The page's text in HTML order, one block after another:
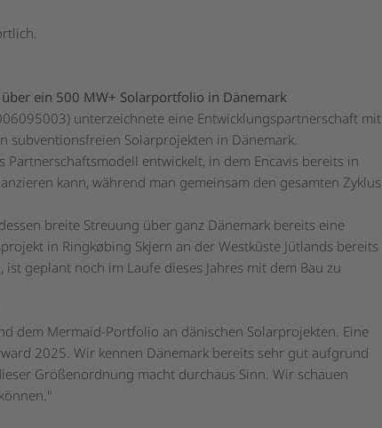
ein 500 MW+ Solarportfolio in Dänemark
unterzeichnete eine Entwicklungspartnerschaft mit
subventionsfreien Solarprojekten in Dänemark.
entwickelt, in dem Encavis bereits in
kann, während man gemeinsam den gesamten Zyklus
breite Streuung über ganz Dänemark bereits eine
in Ringkøbing Skjern an der Westküste Jütlands bereits
geplant noch im Laufe dieses Jahres mit dem Bau zu
dem Mermaid-Portfolio an dänischen Solarprojekten. Eine
2025. Wir kennen Dänemark bereits sehr gut aufgrund
Größenordnung macht durchaus Sinn. Wir schauen